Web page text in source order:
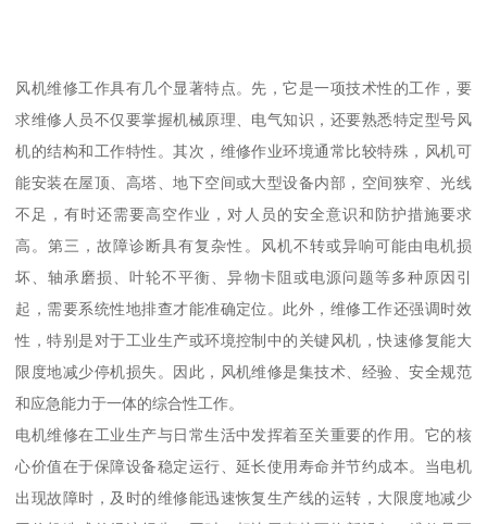
风机维修工作具有几个显著特点。先，它是一项技术性的工作，要
求维修人员不仅要掌握机械原理、电气知识，还要熟悉特定型号风
机的结构和工作特性。其次，维修作业环境通常比较特殊，风机可
能安装在屋顶、高塔、地下空间或大型设备内部，空间狭窄、光线
不足，有时还需要高空作业，对人员的安全意识和防护措施要求
高。第三，故障诊断具有复杂性。风机不转或异响可能由电机损
坏、轴承磨损、叶轮不平衡、异物卡阻或电源问题等多种原因引
起，需要系统性地排查才能准确定位。此外，维修工作还强调时效
性，特别是对于工业生产或环境控制中的关键风机，快速修复能大
限度地减少停机损失。因此，风机维修是集技术、经验、安全规范
和应急能力于一体的综合性工作。
电机维修在工业生产与日常生活中发挥着至关重要的作用。它的核
心价值在于保障设备稳定运行、延长使用寿命并节约成本。当电机
出现故障时，及时的维修能迅速恢复生产线的运转，大限度地减少